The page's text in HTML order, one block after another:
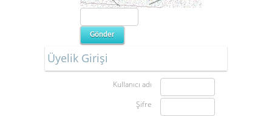
Üyelik Girişi
Kullanıcı adı
Şifre